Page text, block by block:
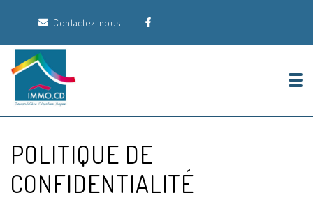
Contactez-nous
POLITIQUE DE
CONFIDENTIALITÉ